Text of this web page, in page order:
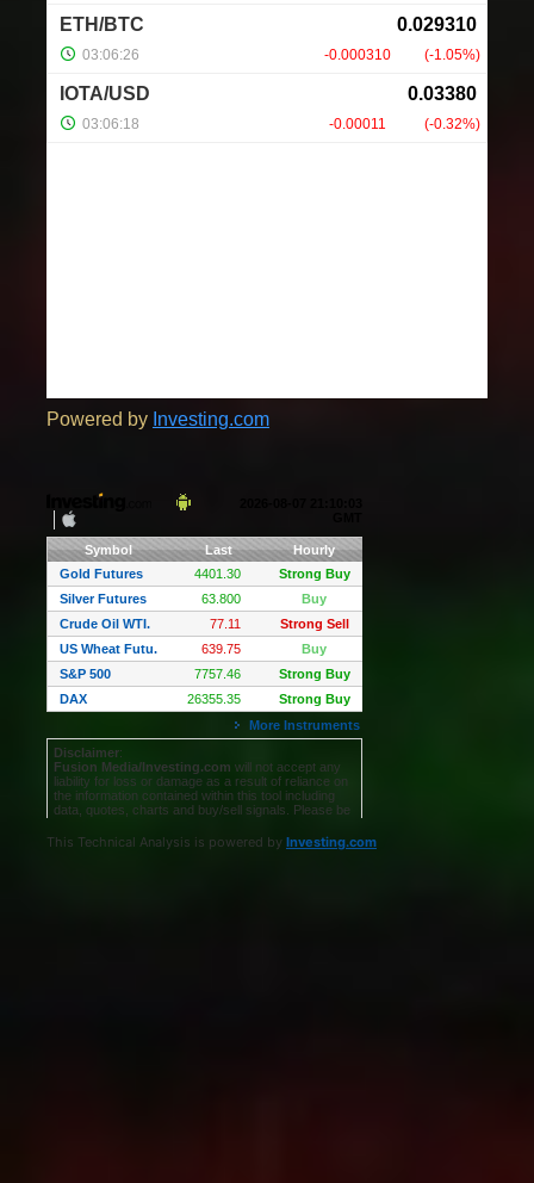
Powered by Investing.com
This Technical Analysis is powered by Investing.com